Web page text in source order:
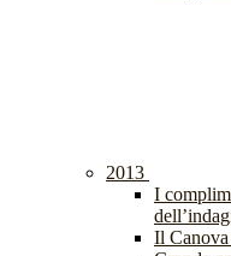
2013
I
Il